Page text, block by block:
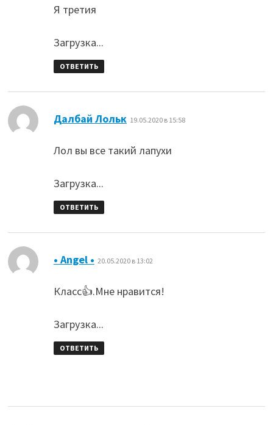
Я третия
Загрузка...
ОТВЕТИТЬ
Далбай Лольк 19.05.2020 в 15:58
Лол вы все такий лапухи
Загрузка...
ОТВЕТИТЬ
• Angel • 20.05.2020 в 13:02
Класс👍.Мне нравится!
Загрузка...
ОТВЕТИТЬ